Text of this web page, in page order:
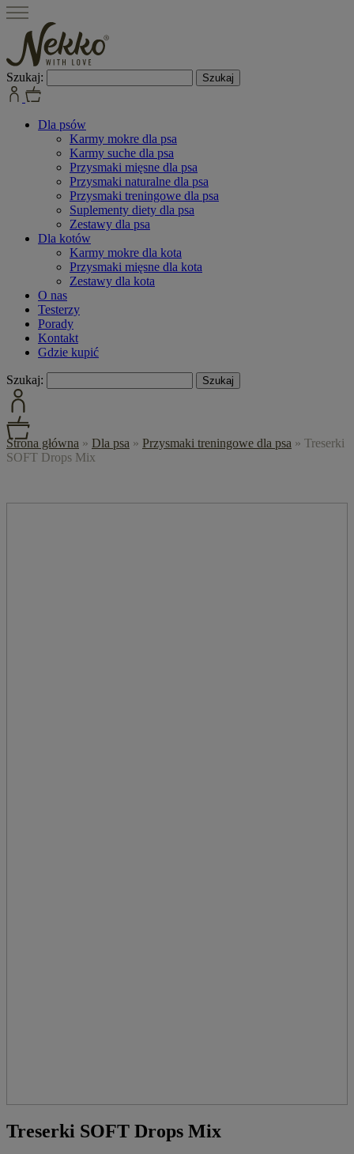
Szukaj:
Dla psów
Karmy mokre dla psa
Karmy suche dla psa
Przysmaki mięsne dla psa
Przysmaki naturalne dla psa
Przysmaki treningowe dla psa
Suplementy diety dla psa
Zestawy dla psa
Dla kotów
Karmy mokre dla kota
Przysmaki mięsne dla kota
Zestawy dla kota
O nas
Testerzy
Porady
Kontakt
Gdzie kupić
Szukaj:
Strona główna » Dla psa » Przysmaki treningowe dla psa » Treserki
SOFT Drops Mix
Treserki SOFT Drops Mix